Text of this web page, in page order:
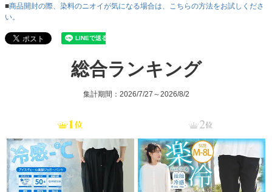
■商品開封の際、染料のニオイが気になる場合は、こちらの方法をお試しくださ
い。
総合ランキング
集計期間：2026/7/27～2026/8/2